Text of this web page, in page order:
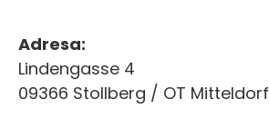
Adresa:
Lindengasse 4
09366 Stollberg / OT Mitteldorf